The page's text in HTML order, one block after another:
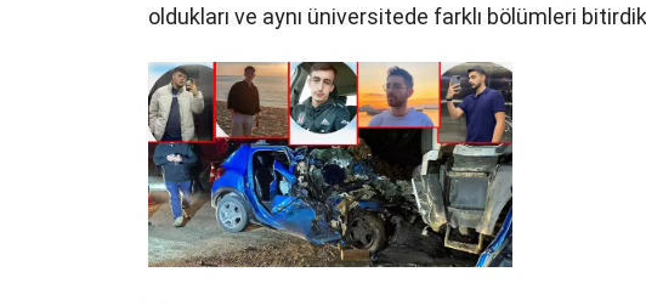
oldukları ve aynı üniversitede farklı bölümleri